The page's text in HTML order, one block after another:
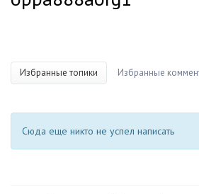
Избранные топики Избранные
Сюда еще никто не успел написать